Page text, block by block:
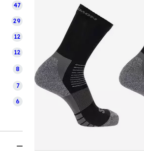
47
29
12
12
8
7
6